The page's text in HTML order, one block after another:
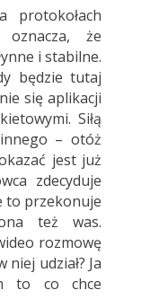
protokołach
że
i stabilne.
będzie tutaj
się aplikacji
Siłą
– otóż
jest już
zdecyduje
to przekonuje
też was.
rozmowę
niej udział? Ja
to co chce